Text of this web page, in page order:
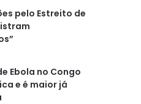
pelo Estreito de
Ebola no Congo
e é maior já